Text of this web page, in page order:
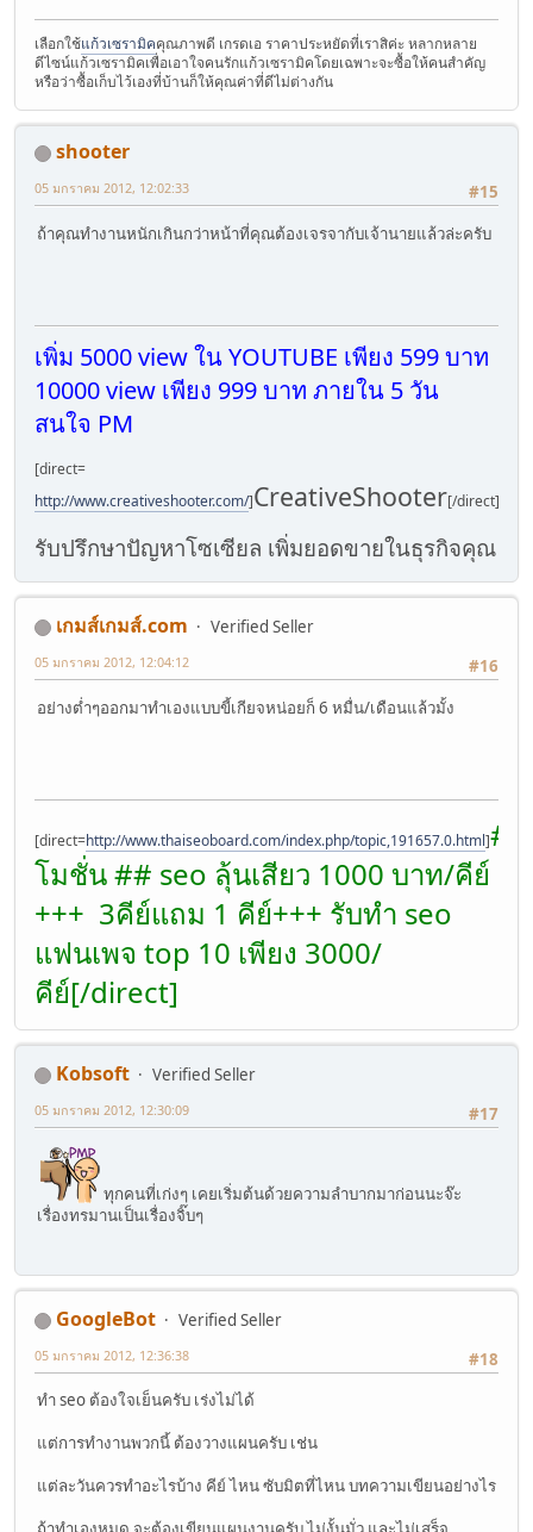
เลือกใช้แก้วเซรามิคคุณภาพดี เกรดเอ ราคาประหยัดที่เราสิค่ะ หลากหลาย
ดีไซน์แก้วเซรามิคเพื่อเอาใจคนรักแก้วเซรามิคโดยเฉพาะจะซื้อให้คนสำคัญ
หรือว่าซื้อเก็บไว้เองที่บ้านก็ให้คุณค่าที่ดีไม่ต่างกัน
shooter
#15
05 มกราคม 2012, 12:02:33
ถ้าคุณทำงานหนักเกินกว่าหน้าที่คุณต้องเจรจากับเจ้านายแล้วล่ะครับ
เพิ่ม 5000 view ใน YOUTUBE เพียง 599 บาท
10000 view เพียง 999 บาท ภายใน 5 วัน
สนใจ PM
[direct=
http://www.creativeshooter.com/]CreativeShooter[/direct]
รับปรึกษาปัญหาโซเซียล เพิ่มยอดขายในธุรกิจคุณ
เกมส์เกมส์.com
Verified Seller
#16
05 มกราคม 2012, 12:04:12
อย่างต่ำๆออกมาทำเองแบบขี้เกียจหน่อยก็ 6 หมื่น/เดือนแล้วมั้ง
[direct=http://www.thaiseoboard.com/index.php/topic,191657.0.html]##
โมชั่น ## seo ลุ้นเสียว 1000 บาท/คีย์
+++ 3คีย์แถม 1 คีย์+++ รับทำ seo
แฟนเพจ top 10 เพียง 3000/
คีย์[/direct]
Kobsoft
Verified Seller
#17
05 มกราคม 2012, 12:30:09
ทุกคนที่เก่งๆ เคยเริ่มต้นด้วยความลำบากมาก่อนนะจ๊ะ
เรื่องทรมานเป็นเรื่องจิ๊บๆ
GoogleBot
Verified Seller
#18
05 มกราคม 2012, 12:36:38
ทำ seo ต้องใจเย็นครับ เร่งไม่ได้
แต่การทำงานพวกนี้ ต้องวางแผนครับ เช่น
แต่ละวันควรทำอะไรบ้าง คีย์ ไหน ซับมิตที่ไหน บทความเขียนอย่างไร